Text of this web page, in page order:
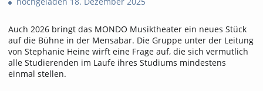
Auch 2026 bringt das MONDO Musiktheater ein neues Stück
auf die Bühne in der Mensabar. Die Gruppe unter der Leitung
von Stephanie Heine wirft eine Frage auf, die sich vermutlich
alle Studierenden im Laufe ihres Studiums mindestens
einmal stellen.